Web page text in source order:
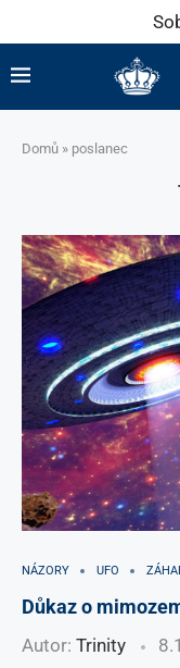
Domů » poslanec
NÁZORY UFO
Důkaz o
Autor: Trinity